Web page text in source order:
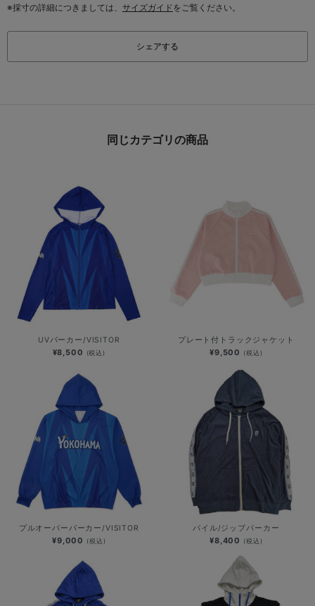
※採寸の詳細につきましては、 サイズガイドをご覧ください。
シェアする
同じカテゴリの商品
UVパーカー/VISITOR
¥8,500 (税込)
プレート付トラックジャケット
¥9,500 (税込)
プルオーバーパーカー/VISITOR
¥9,000 (税込)
パイル/ジップパーカー
¥8,400 (税込)